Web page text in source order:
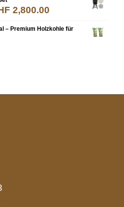
2,800.00
– Premium Holzkohle für